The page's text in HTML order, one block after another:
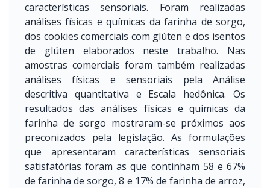
características sensoriais. Foram realizadas
análises físicas e químicas da farinha de sorgo,
dos cookies comerciais com glúten e dos isentos
de glúten elaborados neste trabalho. Nas
amostras comerciais foram também realizadas
análises físicas e sensoriais pela Análise
descritiva quantitativa e Escala hedônica. Os
resultados das análises físicas e químicas da
farinha de sorgo mostraram-se próximos aos
preconizados pela legislação. As formulações
que apresentaram características sensoriais
satisfatórias foram as que continham 58 e 67%
de farinha de sorgo, 8 e 17% de farinha de arroz,